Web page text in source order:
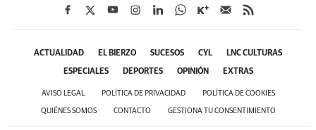
ACTUALIDAD EL BIERZO SUCESOS CYL LNC CULTURAS
ESPECIALES DEPORTES OPINIÓN EXTRAS
AVISO LEGAL POLÍTICA DE PRIVACIDAD POLÍTICA DE COOKIES
QUIÉNES SOMOS CONTACTO GESTIONA TU CONSENTIMIENTO